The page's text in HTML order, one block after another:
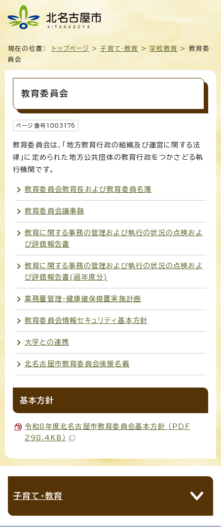
現在の位置： トップページ >子育て・教育 >学校教育
> 教育委
員会
教育委員会
ページ番号1003176
教育委員会は、「地方教育行政の組織及び運営に関する法
律」に定められた地方公共団体の教育行政をつかさどる執
行機関です。
教育委員会教育長および教育委員名簿
教育委員会議事録
教育に関する事務の管理および執行の状況の点検およ
び評価報告書
教育に関する事務の管理および執行の状況の点検およ
び評価報告書(過年度分)
業務量管理・健康確保措置実施計画
教育委員会情報セキュリティ基本方針
大学との連携
北名古屋市教育委員会後援名義
基本方針
令和8年度北名古屋市教育委員会基本方針 （PDF
298.4KB）
子育て・教育